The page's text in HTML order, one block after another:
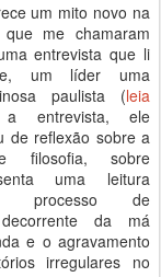
um mito novo na
me chamaram
entrevista que li
um líder uma
paulista (leia
entrevista, ele
de reflexão sobre a
filosofia, sobre
uma leitura
processo de
decorrente da má
e o agravamento
irregulares no